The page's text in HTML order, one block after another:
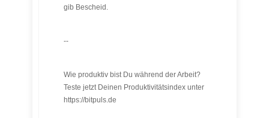
gib Bescheid.
--
Wie produktiv bist Du während der Arbeit?
Teste jetzt Deinen Produktivitätsindex unter
https://bitpuls.de